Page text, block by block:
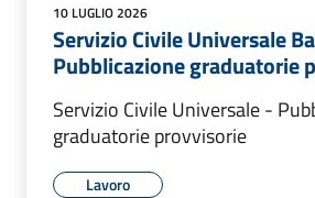
10 LUGLIO 2026
Servizio Civile Universale
Pubblicazione graduatorie
Servizio Civile Universale -
graduatorie provvisorie
Lavoro